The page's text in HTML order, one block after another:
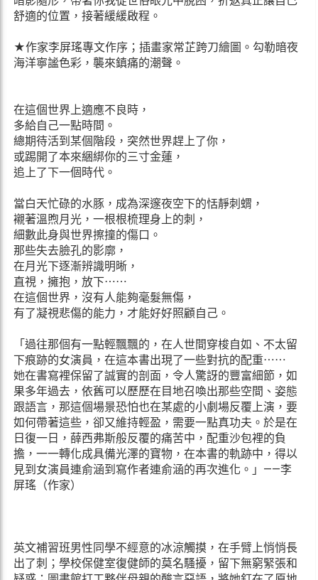
舒適的位置，接著緩緩啟程。
★作家李屏瑤專文作序；插畫家常芷跨刀繪圖。勾勒暗夜
海洋寧謐色彩，襲來鎮痛的潮聲。
在這個世界上適應不良時，
多給自己一點時間。
總期待活到某個階段，突然世界趕上了你，
或踢開了本來綑綁你的三寸金蓮，
追上了下一個時代。
當白天忙碌的水豚，成為深邃夜空下的恬靜刺蝟，
襯著溫煦月光，一根根梳理身上的刺，
細數此身與世界擦撞的傷口。
那些失去臉孔的影廓，
在月光下逐漸辨識明晰，
直視，擁抱，放下⋯⋯
在這個世界，沒有人能夠毫髮無傷，
有了凝視悲傷的能力，才能好好照顧自己。
「過往那個有一點輕飄飄的，在人世間穿梭自如、不太留
下痕跡的女演員，在這本書出現了一些對抗的配重⋯⋯
她在書寫裡保留了誠實的剖面，令人驚訝的豐富細節，如
果多年過去，依舊可以歷歷在目地召喚出那些空間、姿態
跟語言，那這個場景恐怕也在某處的小劇場反覆上演，要
如何帶著這些，卻又維持輕盈，需要一點真功夫。於是在
日復一日，薛西弗斯般反覆的痛苦中，配重沙包裡的負
擔，一一轉化成具備光澤的寶物，在本書的軌跡中，得以
見到女演員連俞涵到寫作者連俞涵的再次進化。」——李
屏瑤（作家）
英文補習班男性同學不經意的冰涼觸摸，在手臂上悄悄長
出了刺；學校保健室復健師的莫名騷擾，留下無窮緊張和